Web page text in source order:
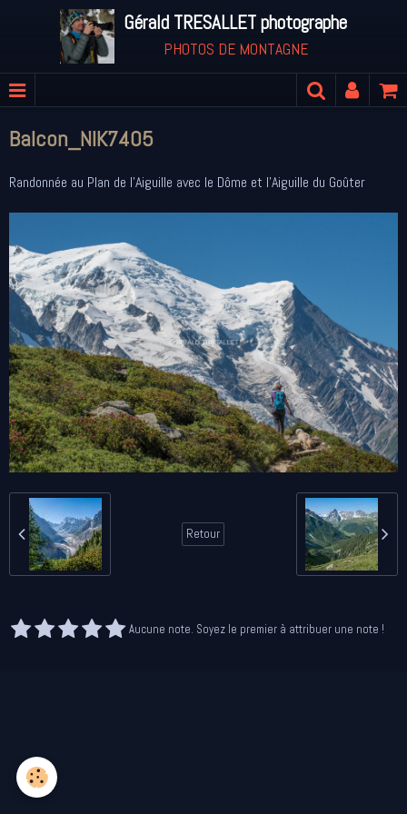
Gérald TRESALLET photographe
PHOTOS DE MONTAGNE
Balcon_NIK7405
Randonnée au Plan de l'Aiguille avec le Dôme et l'Aiguille du Goûter
Retour
Aucune note. Soyez le premier à attribuer une note !